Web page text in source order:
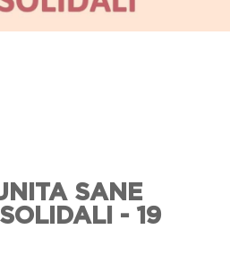
SANE
- 19